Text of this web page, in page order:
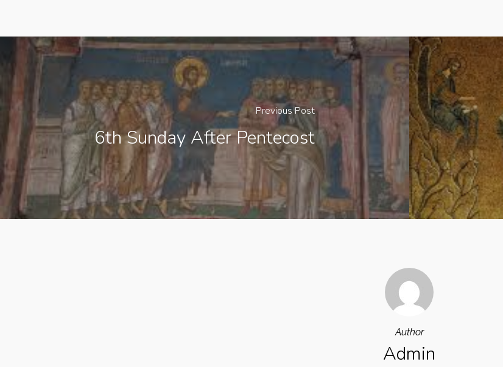
Previous Post
6th Sunday After Pentecost
Author
Admin